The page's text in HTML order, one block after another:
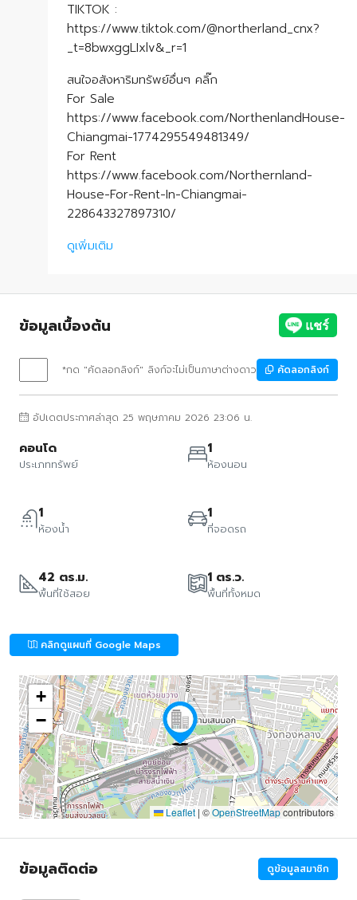
TIKTOK :
https://www.tiktok.com/@northerland_cnx?
_t=8bwxggLIxlv&_r=1
สนใจอสังหาริมทรัพย์อื่นๆ คลิ๊ก
For Sale
https://www.facebook.com/NorthenlandHouse-
Chiangmai-1774295549481349/
For Rent
https://www.facebook.com/Northernland-
House-For-Rent-In-Chiangmai-
228643327897310/
ดูเพิ่มเติม
ข้อมูลเบื้องต้น
*กด "คัดลอกลิงก์" ลิงก์จะไม่เป็นภาษาต่างดาว คัดลอกลิงก์
อัปเดตประกาศล่าสุด 25 พฤษภาคม 2026 23:06 น.
คอนโด
ประเภททรัพย์
1
ห้องนอน
1
ห้องน้ำ
1
ที่จอดรถ
42 ตร.ม.
พื้นที่ใช้สอย
1 ตร.ว.
พื้นที่ทั้งหมด
คลิกดูแผนที่ Google Maps
+
−
Leaflet | ©OpenStreetMapcontributors
ข้อมูลติดต่อ ดูข้อมูลสมาชิก